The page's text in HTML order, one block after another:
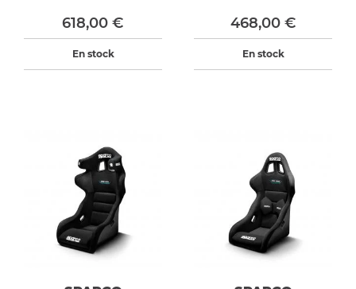
618,00 €
En stock
468,00 €
En stock